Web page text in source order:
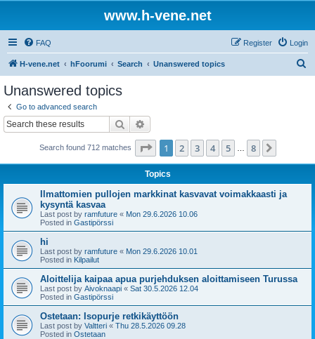
www.h-vene.net
FAQ Login
Register
H-vene.net hFoorumi Search Unanswered topics
Unanswered topics
Go to advanced search
Search
Search found 712 matches Page 1of 8
1 2 3 4 5 8
Topics
Ilmattomien pullojen markkinat kasvavat voimakkaasti ja
kysyntä kasvaa
Last post by ramfuture « Mon 29.6.2026 10.06
Posted in Gastipörssi
hi
Last post by ramfuture « Mon 29.6.2026 10.01
Posted in Kilpailut
Aloittelija kaipaa apua purjehduksen aloittamiseen Turussa
Last post by Aivoknaapi « Sat 30.5.2026 12.04
Posted in Gastipörssi
Ostetaan: Isopurje retkikäyttöön
Last post by Valtteri « Thu 28.5.2026 09.28
Posted in Ostetaan